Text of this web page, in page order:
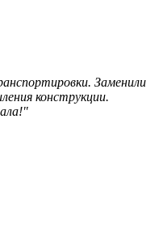
Заменили
конструкции.